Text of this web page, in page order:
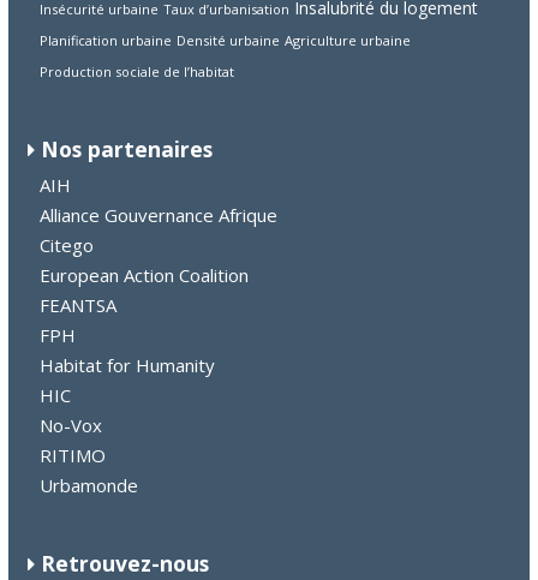
Insécurité urbaine Taux d’urbanisation Insalubrité du logement
Planification urbaine Densité urbaine Agriculture urbaine
Production sociale de l’habitat
Nos partenaires
AIH
Alliance Gouvernance Afrique
Citego
European Action Coalition
FEANTSA
FPH
Habitat for Humanity
HIC
No-Vox
RITIMO
Urbamonde
Retrouvez-nous